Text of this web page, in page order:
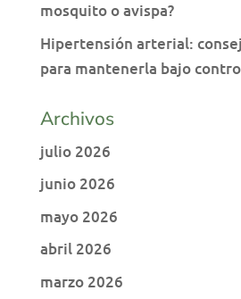
mosquito o avispa?
Hipertensión arterial:
para mantenerla bajo
Archivos
julio 2026
junio 2026
mayo 2026
abril 2026
marzo 2026